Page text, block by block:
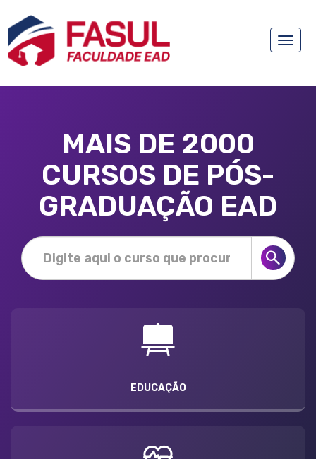
Toggle
MAIS DE 2000
CURSOS DE PÓS-
GRADUAÇÃO EAD
EDUCAÇÃO